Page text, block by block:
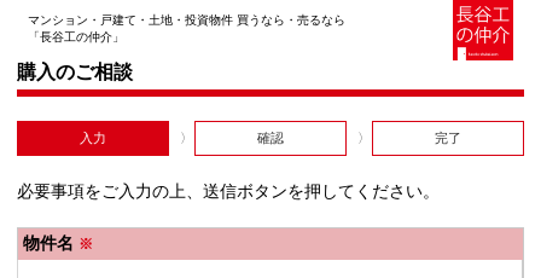
マンション・戸建て・土地・投資物件 買うなら・売るなら
「長谷工の仲介」
購入のご相談
入力 確認 完了
必要事項をご入力の上、送信ボタンを押してください。
物件名 ※